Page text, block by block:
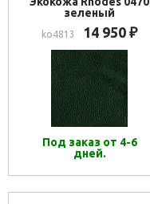
зеленый
ko4813 14 950 ₽
Под заказ от 4-6
дней.